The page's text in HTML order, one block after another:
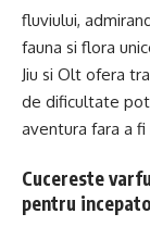
fluviului,
fauna si flora
Jiu si Olt ofera
de dificultate
aventura fara a
Cucereste
pentru